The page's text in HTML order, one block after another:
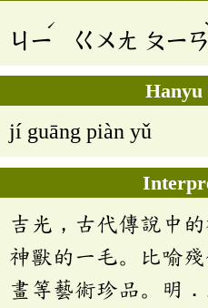
ㄐㄧ
ˊ
ㄍㄨㄤ ㄆㄧㄢ
Hanyu
jí guāng piàn yǔ
吉光，古代傳說中
神獸的一毛。比喻
畫等藝術珍品。明